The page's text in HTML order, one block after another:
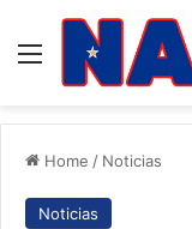
Menu
Home / Noticias
Noticias